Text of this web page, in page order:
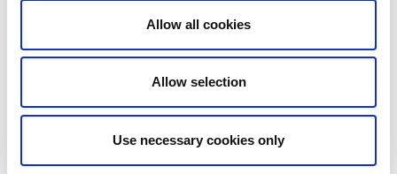
Allow all cookies
Allow selection
Use necessary cookies only